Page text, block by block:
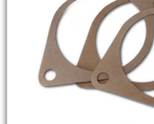
NEW
HOT